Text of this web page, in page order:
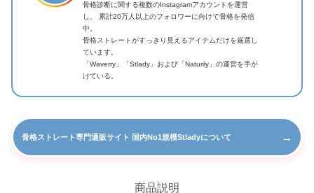
骨格診断に関する複数のInstagramアカウントを運営
し、 累計20万人以上のフォロワーに向けて骨格を発信
中。
骨格ストレートがすっきり見えるアイテムだけを厳選し
ています。
「Waverry」「Stlady」および「Naturily」の運営を手が
けている。
骨格ストレート専門通販サイト 国内No1規模Stladyについて →
商品説明